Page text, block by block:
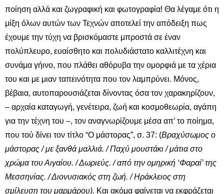
ποίηση αλλά και ζωγραφική και φωτογραφία! Θα λέγαμε ότι η
μίξη όλων αυτών των Τεχνών αποτελεί την απόδειξη πως
έχουμε την τύχη να βρισκόμαστε μπροστά σε έναν
πολύπλευρο, ευαίσθητο και πολυδιάστατο καλλιτέχνη και
συνάμα γήινο, που πλάθει αθόρυβα την ομορφιά με τα χέρια
του και με μιαν ταπεινότητα που τον λαμπρύνει. Μόνος,
βέβαια, αυτοπαρουσιάζεται δίνοντας όσα τον χαρακηρίζουν,
– αρχαία καταγωγή, γενέτειρα, ζωή και κοσμοθεωρία, αγάπη
για την τέχνη του –, τον αναγνωρίζουμε μέσα απ’ το ποίημα,
που τού δίνει τον τίτλο “Ο μάστορας”, σ. 37: (Βραχύσωμος ο
μάστορας / με ξανθά μαλλιά. / Παχύ μουστάκι / μάτια στο
χρώμα του Αιγαίου. / Δωριεύς. / από την ομηρική ‘Φαραί’ της
Μεσσηνίας. / Διονυσιακός στη ζωή. / Ηράκλειος στη
σμίλευση του μαρμάρου). Και ακόμα φαίνεται να εκφράζεται